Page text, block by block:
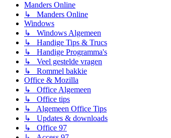
Manders Online
↳ Manders Online
Windows
↳ Windows Algemeen
↳ Handige Tips & Trucs
↳ Handige Programma's
↳ Veel gestelde vragen
↳ Rommel bakkie
Office & Mozilla
↳ Office Algemeen
↳ Office tips
↳ Algemeen Office Tips
↳ Updates & downloads
↳ Office 97